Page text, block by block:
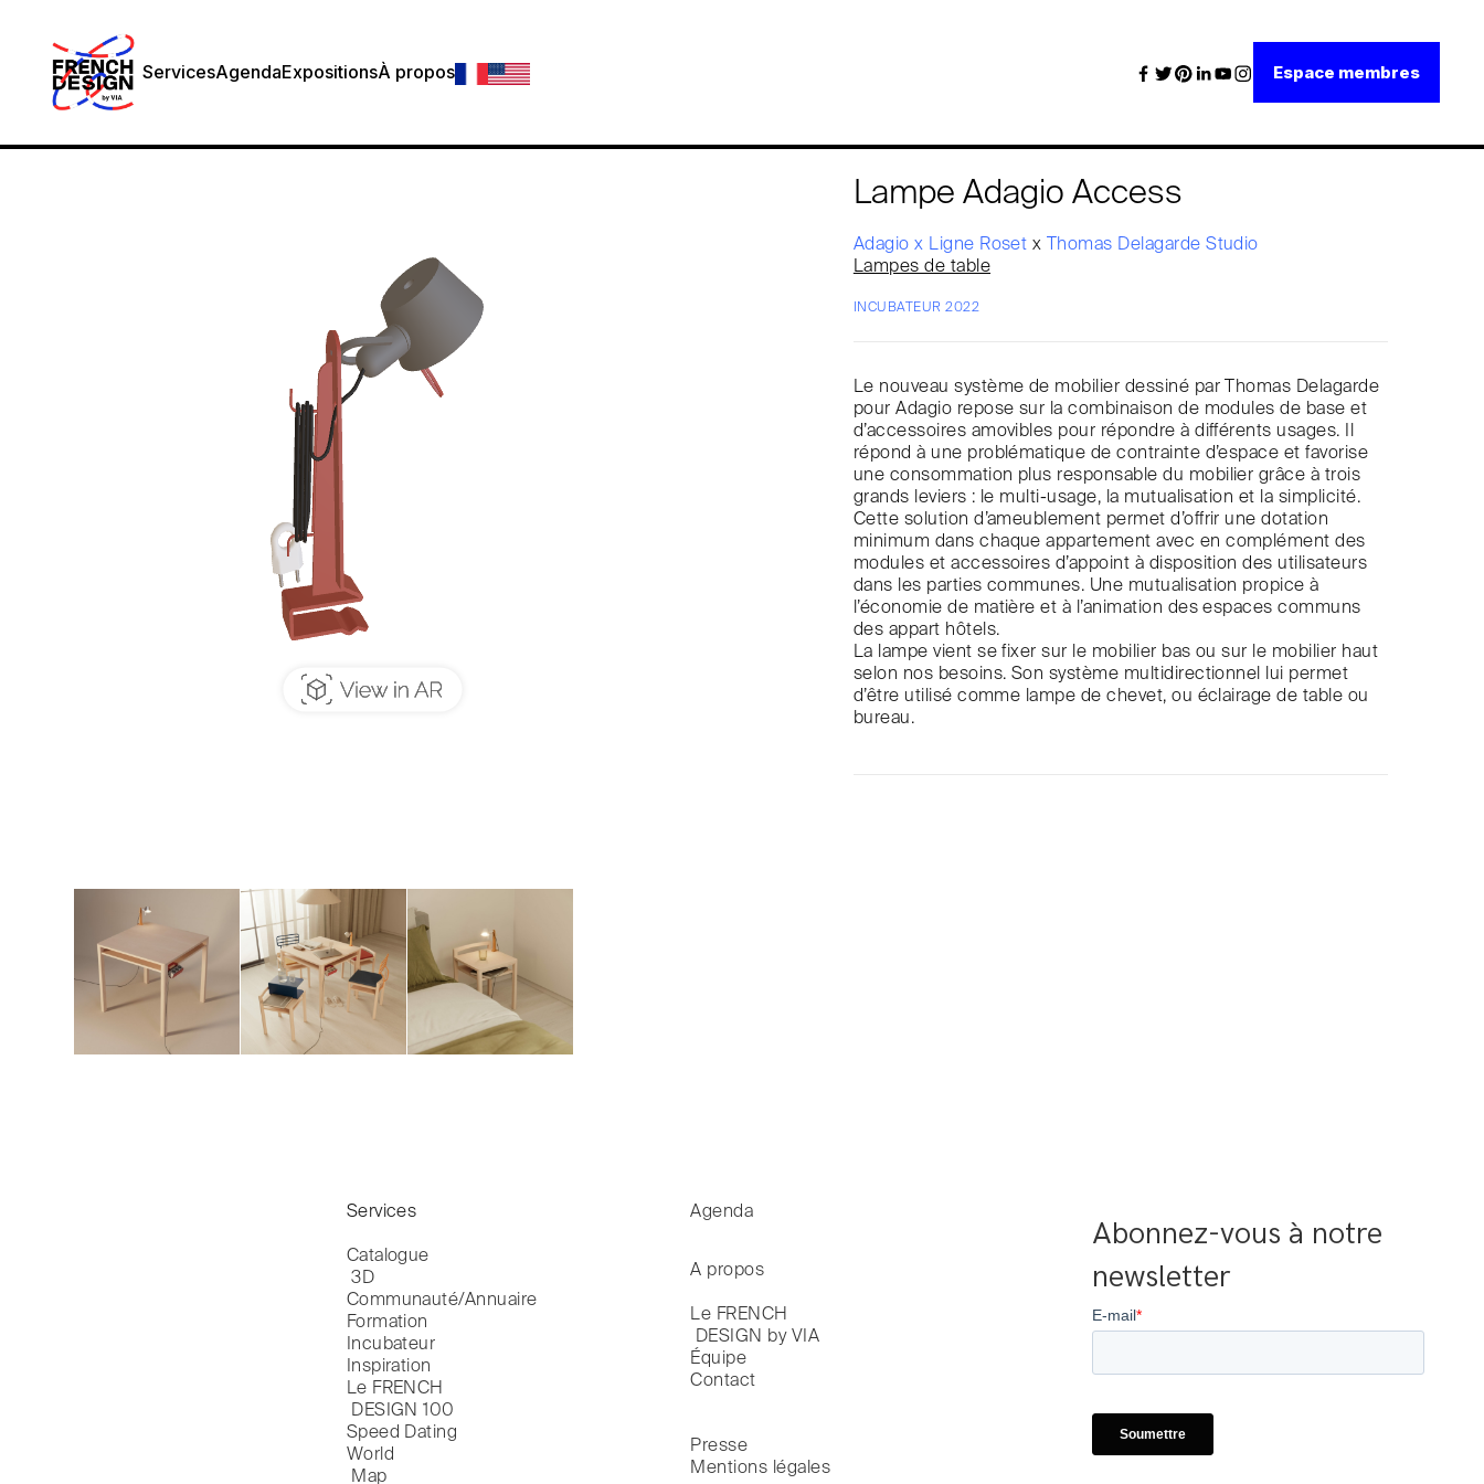
ServicesAgendaExpositionsÀ propos Espace membres
Lampe Adagio Access
Adagio x Ligne Roset x
Thomas Delagarde Studio
Lampes de table
INCUBATEUR 2022
Le nouveau système de mobilier dessiné par Thomas Delagarde
pour Adagio repose sur la combinaison de modules de base et
d’accessoires amovibles pour répondre à différents usages. Il
répond à une problématique de contrainte d’espace et favorise
une consommation plus responsable du mobilier grâce à trois
grands leviers : le multi-usage, la mutualisation et la simplicité.
Cette solution d’ameublement permet d’offrir une dotation
minimum dans chaque appartement avec en complément des
modules et accessoires d’appoint à disposition des utilisateurs
dans les parties communes. Une mutualisation propice à
l’économie de matière et à l’animation des espaces communs
des appart hôtels.
La lampe vient se fixer sur le mobilier bas ou sur le mobilier haut
selon nos besoins. Son système multidirectionnel lui permet
d’être utilisé comme lampe de chevet, ou éclairage de table ou
bureau.
Abonnez-vous à notre
newsletter
Services
Catalogue
3D
Communauté/Annuaire
Formation
Incubateur
Inspiration
Le FRENCH
DESIGN 100
Speed Dating
World
Map
Agenda
A propos
Le FRENCH
DESIGN by VIA
Équipe
Contact
Presse
Mentions légales